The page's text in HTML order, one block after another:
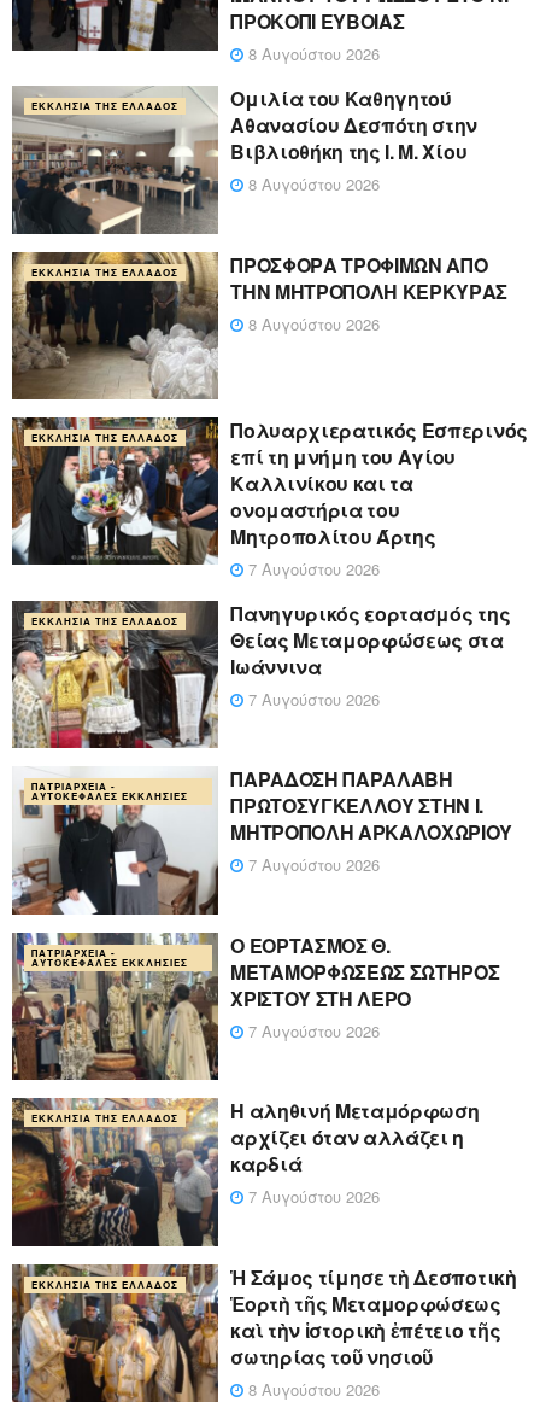
ΠΡΟΚΟΠΙ ΕΥΒΟΙΑΣ
8 Αυγούστου 2026
ΕΚΚΛΗΣΊΑ ΤΗΣ ΕΛΛΆΔΟΣ
Ομιλία του Καθηγητού
Αθανασίου Δεσπότη στην
Βιβλιοθήκη της Ι. Μ. Χίου
8 Αυγούστου 2026
ΕΚΚΛΗΣΊΑ ΤΗΣ ΕΛΛΆΔΟΣ
ΠΡΟΣΦΟΡΑ ΤΡΟΦΙΜΩΝ ΑΠΟ
ΤΗΝ ΜΗΤΡΟΠΟΛΗ ΚΕΡΚΥΡΑΣ
8 Αυγούστου 2026
ΕΚΚΛΗΣΊΑ ΤΗΣ ΕΛΛΆΔΟΣ
Πολυαρχιερατικός Εσπερινός
επί τη μνήμη του Αγίου
Καλλινίκου και τα
ονομαστήρια του
Μητροπολίτου Άρτης
7 Αυγούστου 2026
ΕΚΚΛΗΣΊΑ ΤΗΣ ΕΛΛΆΔΟΣ
Πανηγυρικός εορτασμός της
Θείας Μεταμορφώσεως στα
Ιωάννινα
7 Αυγούστου 2026
ΠΑΤΡΙΑΡΧΕΊΑ -
ΑΥΤΟΚΈΦΑΛΕΣ ΕΚΚΛΗΣΊΕΣ
ΠΑΡΑΔΟΣΗ ΠΑΡΑΛΑΒΗ
ΠΡΩΤΟΣΥΓΚΕΛΛΟΥ ΣΤΗΝ Ι.
ΜΗΤΡΟΠΟΛΗ ΑΡΚΑΛΟΧΩΡΙΟΥ
7 Αυγούστου 2026
ΠΑΤΡΙΑΡΧΕΊΑ -
ΑΥΤΟΚΈΦΑΛΕΣ ΕΚΚΛΗΣΊΕΣ
Ο ΕΟΡΤΑΣΜΟΣ Θ.
ΜΕΤΑΜΟΡΦΩΣΕΩΣ ΣΩΤΗΡΟΣ
ΧΡΙΣΤΟΥ ΣΤΗ ΛΕΡΟ
7 Αυγούστου 2026
ΕΚΚΛΗΣΊΑ ΤΗΣ ΕΛΛΆΔΟΣ
Η αληθινή Μεταμόρφωση
αρχίζει όταν αλλάζει η
καρδιά
7 Αυγούστου 2026
ΕΚΚΛΗΣΊΑ ΤΗΣ ΕΛΛΆΔΟΣ
Ἡ Σάμος τίμησε τὴ Δεσποτικὴ
Ἑορτὴ τῆς Μεταμορφώσεως
καὶ τὴν ἱστορικὴ ἐπέτειο τῆς
σωτηρίας τοῦ νησιοῦ
8 Αυγούστου 2026